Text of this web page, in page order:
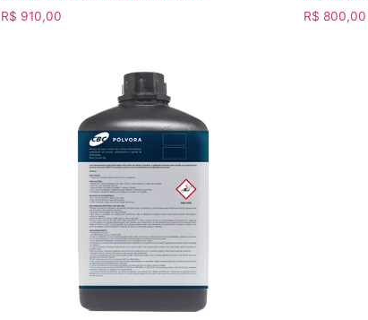
R$ 910,00 R$ 800,00